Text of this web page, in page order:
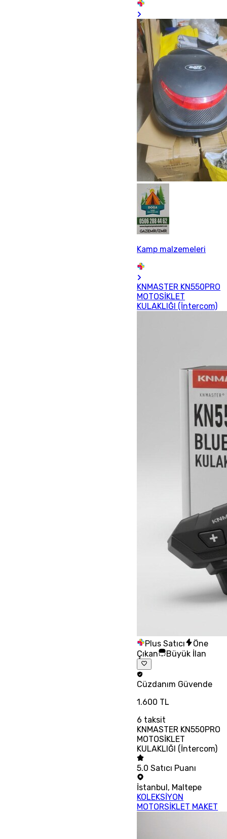
Kamp malzemeleri
KNMASTER KN550PRO
MOTOSİKLET
KULAKLIĞI (İntercom)
Plus Satıcı
Öne
Çıkan
Büyük İlan
Cüzdanım Güvende
1.600 TL
6 taksit
KNMASTER KN550PRO
MOTOSİKLET
KULAKLIĞI (İntercom)
5.0 Satıcı Puanı
İstanbul , Maltepe
KOLEKSİYON
MOTORSİKLET MAKET